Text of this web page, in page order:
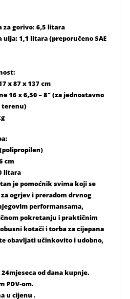
za gorivo: 6,5 litara
1,1 litara (preporučeno SAE
x 87 x 137 cm
16 x 6,50 – 8″ (za jednostavno
terenu)
cm
litara
je pomoćnik svima koji se
ogrjev i preradom drvnog
performansama,
pokretanju i praktičnim
kotači i torba za cijepana
obavljati učinkovito i udobno,
od dana kupnje.
PDV-om.
u cijenu .